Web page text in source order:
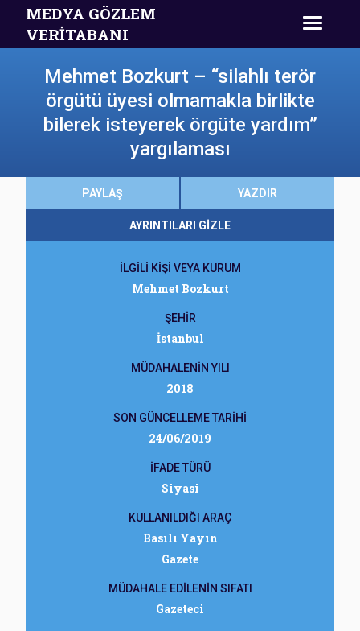
MEDYA GÖZLEM
VERİTABANI
Mehmet Bozkurt – “silahlı terör
örgütü üyesi olmamakla birlikte
bilerek isteyerek örgüte yardım”
yargılaması
PAYLAŞ YAZDIR
AYRINTILARI GİZLE
İLGİLİ KİŞİ VEYA KURUM
Mehmet Bozkurt
ŞEHİR
İstanbul
MÜDAHALENİN YILI
2018
SON GÜNCELLEME TARİHİ
24/06/2019
İFADE TÜRÜ
Siyasi
KULLANILDIĞI ARAÇ
Basılı Yayın
Gazete
MÜDAHALE EDİLENİN SIFATI
Gazeteci